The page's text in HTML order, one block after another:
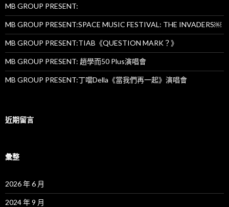
MB GROUP PRESENT:
MB GROUP PRESENT:SPACE MUSIC FESTIVAL: THE INVADERS￼
MB GROUP PRESENT:TIAB《QUESTION MARK？》
MB GROUP PRESENT: 趙學而50 Plus演唱會
MB GROUP PRESENT:丁噹Della《當我們再一起》演唱會
近期留言
彙整
2026 年 6 月
2024 年 9 月